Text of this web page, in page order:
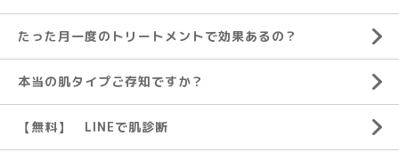
たった月一度のトリートメントで効果あるの？
本当の肌タイプご存知ですか？
【無料】 LINEで肌診断